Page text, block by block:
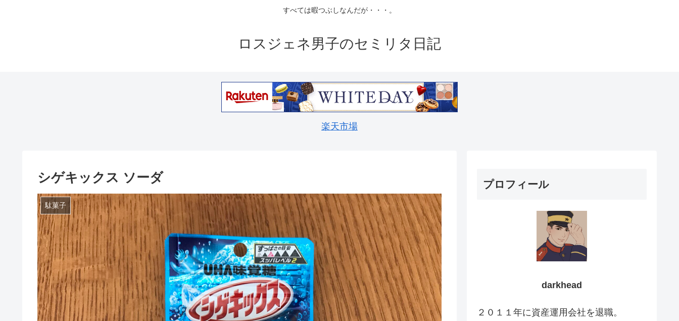
すべては暇つぶしなんだが・・・。
ロスジェネ男子のセミリタ日記
楽天市場
シゲキックス ソーダ
駄菓子
プロフィール
darkhead
２０１１年に資産運用会社を退職。